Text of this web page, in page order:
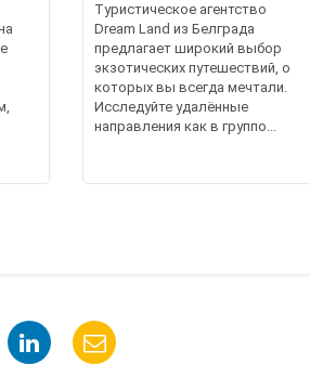
Туристическое агентство
Dream Land из Белграда
предлагает широкий выбор
экзотических путешествий, о
которых вы всегда мечтали.
Исследуйте удалённые
направления как в группо...